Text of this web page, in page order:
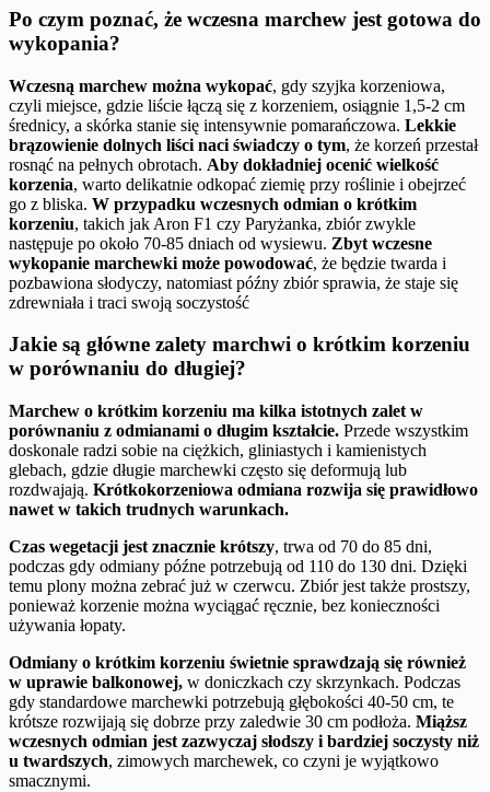
Po czym poznać, że wczesna marchew jest gotowa do
wykopania?
Wczesną marchew można wykopać, gdy szyjka korzeniowa,
czyli miejsce, gdzie liście łączą się z korzeniem, osiągnie 1,5-2 cm
średnicy, a skórka stanie się intensywnie pomarańczowa. Lekkie
brązowienie dolnych liści naci świadczy o tym, że korzeń przestał
rosnąć na pełnych obrotach. Aby dokładniej ocenić wielkość
korzenia, warto delikatnie odkopać ziemię przy roślinie i obejrzeć
go z bliska. W przypadku wczesnych odmian o krótkim
korzeniu, takich jak Aron F1 czy Paryżanka, zbiór zwykle
następuje po około 70-85 dniach od wysiewu. Zbyt wczesne
wykopanie marchewki może powodować, że będzie twarda i
pozbawiona słodyczy, natomiast późny zbiór sprawia, że staje się
zdrewniała i traci swoją soczystość
Jakie są główne zalety marchwi o krótkim korzeniu
w porównaniu do długiej?
Marchew o krótkim korzeniu ma kilka istotnych zalet w
porównaniu z odmianami o długim kształcie. Przede wszystkim
doskonale radzi sobie na ciężkich, gliniastych i kamienistych
glebach, gdzie długie marchewki często się deformują lub
rozdwajają. Krótkokorzeniowa odmiana rozwija się prawidłowo
nawet w takich trudnych warunkach.
Czas wegetacji jest znacznie krótszy, trwa od 70 do 85 dni,
podczas gdy odmiany późne potrzebują od 110 do 130 dni. Dzięki
temu plony można zebrać już w czerwcu. Zbiór jest także prostszy,
ponieważ korzenie można wyciągać ręcznie, bez konieczności
używania łopaty.
Odmiany o krótkim korzeniu świetnie sprawdzają się również
w uprawie balkonowej, w doniczkach czy skrzynkach. Podczas
gdy standardowe marchewki potrzebują głębokości 40-50 cm, te
krótsze rozwijają się dobrze przy zaledwie 30 cm podłoża. Miąższ
wczesnych odmian jest zazwyczaj słodszy i bardziej soczysty niż
u twardszych, zimowych marchewek, co czyni je wyjątkowo
smacznymi.